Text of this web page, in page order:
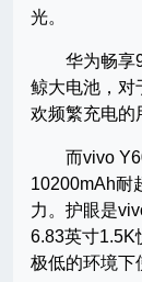
光。
华为畅享90
鲸大电池，对
欢频繁充电的
而vivo
10200mAh耐
力。护眼是
6.83英寸1.5K
极低的环境下